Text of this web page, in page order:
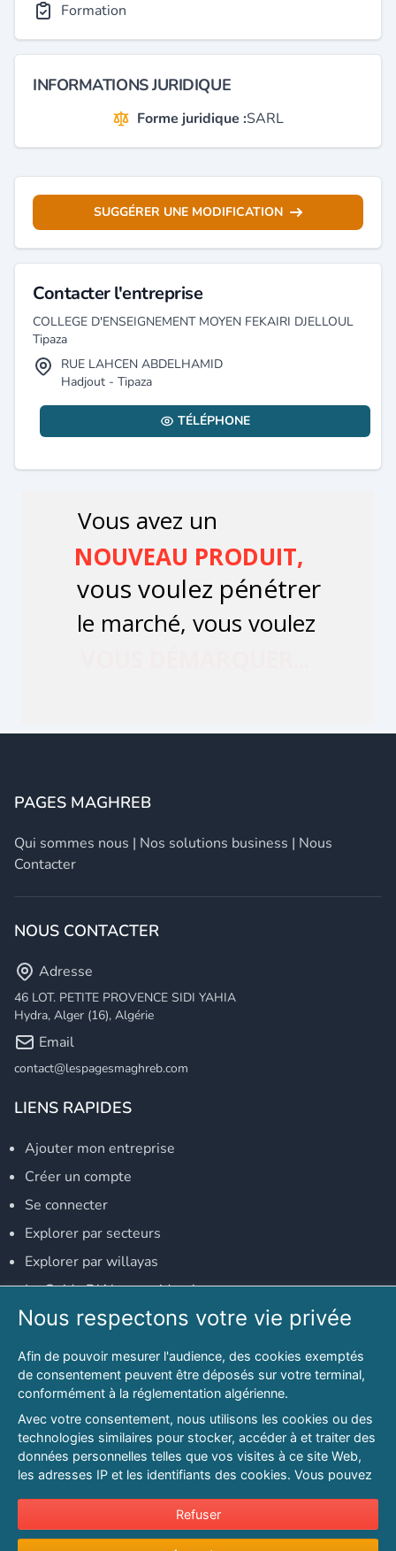
Formation
INFORMATIONS JURIDIQUE
Forme juridique :SARL
SUGGÉRER UNE MODIFICATION
Contacter l'entreprise
COLLEGE D'ENSEIGNEMENT MOYEN FEKAIRI DJELLOUL
Tipaza
RUE LAHCEN ABDELHAMID
Hadjout - Tipaza
TÉLÉPHONE
PAGES MAGHREB
Qui sommes nous | Nos solutions business | Nous
Contacter
NOUS CONTACTER
Adresse
46 LOT. PETITE PROVENCE SIDI YAHIA
Hydra, Alger (16), Algérie
Email
contact@lespagesmaghreb.com
LIENS RAPIDES
Ajouter mon entreprise
Créer un compte
Se connecter
Explorer par secteurs
Explorer par willayas
Le Guide D'Alger, guide-alger.com
NOS RÉSEAUX SOCIAUX
Notre page Facebook
Notre page LinkedIn
Notre page Instagram
Notre page Twitter
© 2026 PAGESMAGHREB.COM. ALL RIGHTS RESERVED
Conditions générales d'utilisation
Nous respectons votre vie privée
Afin de pouvoir mesurer l'audience, des cookies exemptés
de consentement peuvent être déposés sur votre terminal,
conformément à la réglementation algérienne.
Avec votre consentement, nous utilisons les cookies ou des
technologies similaires pour stocker, accéder à et traiter des
données personnelles telles que vos visites à ce site Web,
les adresses IP et les identifiants des cookies. Vous pouvez
sur l'intérêt légitime à tout moment en cliquant sur « Refuser
».
Refuser